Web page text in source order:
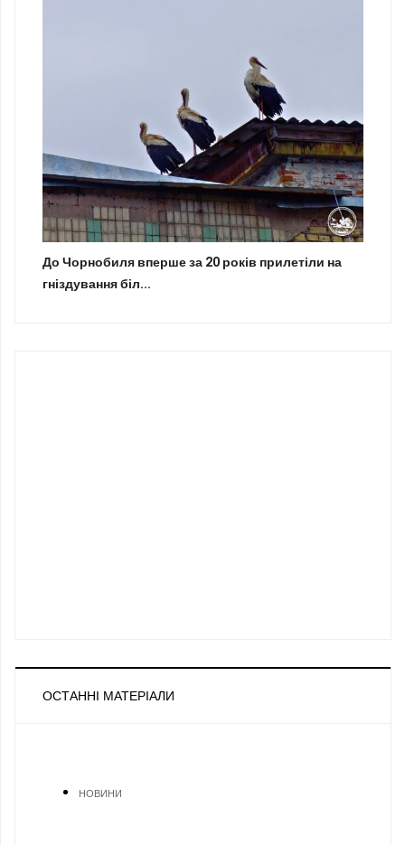
До Чорнобиля вперше за 20 років прилетіли на
гніздування біл...
ОСТАННІ МАТЕРІАЛИ
НОВИНИ